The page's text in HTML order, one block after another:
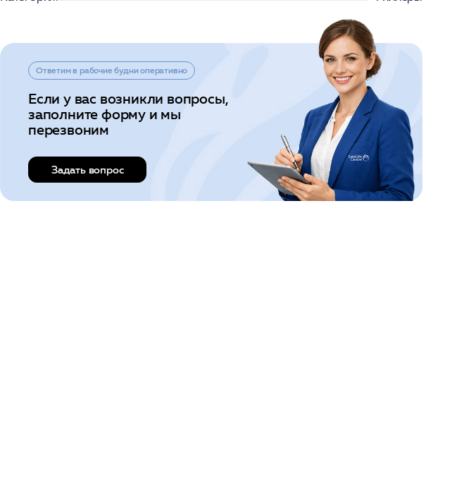
Ответим в рабочие будни оперативно
Если у вас возникли вопросы,
заполните форму и мы
перезвоним
Задать вопрос